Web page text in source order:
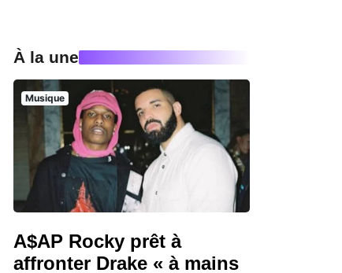
À la une
Musique
A$AP Rocky prêt à
affronter Drake « à mains